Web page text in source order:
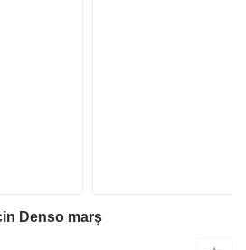
Denso marş